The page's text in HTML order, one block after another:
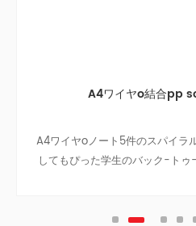
A4ワイヤo結合pp
A4ワイヤoノート5件のスパイラ
してもぴった学生のバック-ト